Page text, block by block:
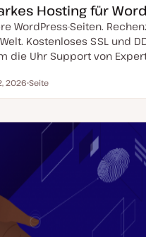
Hosting für
WordPress-Seiten.
Kostenloses SSL und
die Uhr Support von
2026
o
Seite